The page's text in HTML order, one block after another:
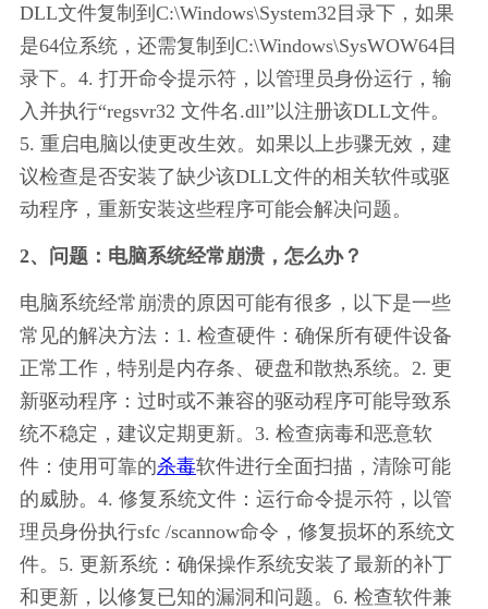
DLL文件复制到C:\Windows\System32目录下，如果
是64位系统，还需复制到C:\Windows\SysWOW64目
录下。4. 打开命令提示符，以管理员身份运行，输
入并执行“regsvr32 文件名.dll”以注册该DLL文件。
5. 重启电脑以使更改生效。如果以上步骤无效，建
议检查是否安装了缺少该DLL文件的相关软件或驱
动程序，重新安装这些程序可能会解决问题。
2、问题：电脑系统经常崩溃，怎么办？
电脑系统经常崩溃的原因可能有很多，以下是一些
常见的解决方法：1. 检查硬件：确保所有硬件设备
正常工作，特别是内存条、硬盘和散热系统。2. 更
新驱动程序：过时或不兼容的驱动程序可能导致系
统不稳定，建议定期更新。3. 检查病毒和恶意软
件：使用可靠的杀毒软件进行全面扫描，清除可能
的威胁。4. 修复系统文件：运行命令提示符，以管
理员身份执行sfc /scannow命令，修复损坏的系统文
件。5. 更新系统：确保操作系统安装了最新的补丁
和更新，以修复已知的漏洞和问题。6. 检查软件兼